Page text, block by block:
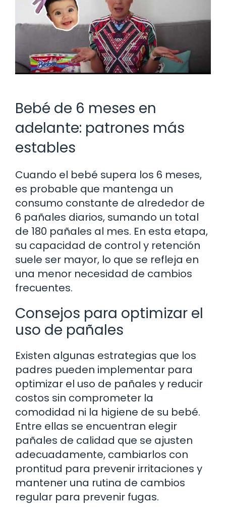
Bebé de 6 meses en
adelante: patrones más
estables
Cuando el bebé supera los 6 meses,
es probable que mantenga un
consumo constante de alrededor de
6 pañales diarios, sumando un total
de 180 pañales al mes. En esta etapa,
su capacidad de control y retención
suele ser mayor, lo que se refleja en
una menor necesidad de cambios
frecuentes.
Consejos para optimizar el
uso de pañales
Existen algunas estrategias que los
padres pueden implementar para
optimizar el uso de pañales y reducir
costos sin comprometer la
comodidad ni la higiene de su bebé.
Entre ellas se encuentran elegir
pañales de calidad que se ajusten
adecuadamente, cambiarlos con
prontitud para prevenir irritaciones y
mantener una rutina de cambios
regular para prevenir fugas.